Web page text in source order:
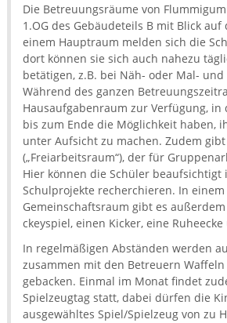
Die Betreuungsräume von
1.OG des Gebäudeteils B mit Blick auf
einem Haupt­raum melden sich die
dort können sie sich auch nahezu
betätigen, z.B. bei Näh- oder Mal-
Während des ganzen
Hausaufgabenraum zur Verfügung, in
bis zum Ende die Möglichkeit haben,
unter Aufsicht zu machen. Zudem gibt
(„Freiarbeitsraum“), der für
Hier können die Schüler
Schulprojekte re­cherchieren. In
Gemeinschaftsraum gibt es
ckeyspiel, einen Kicker, eine
In regelmäßigen Abständen werden
zusammen mit den Betreuern Waffeln
gebacken. Einmal im Monat findet
Spielzeugtag statt, dabei dürfen die
ausgewähltes Spiel/Spielzeug von zu